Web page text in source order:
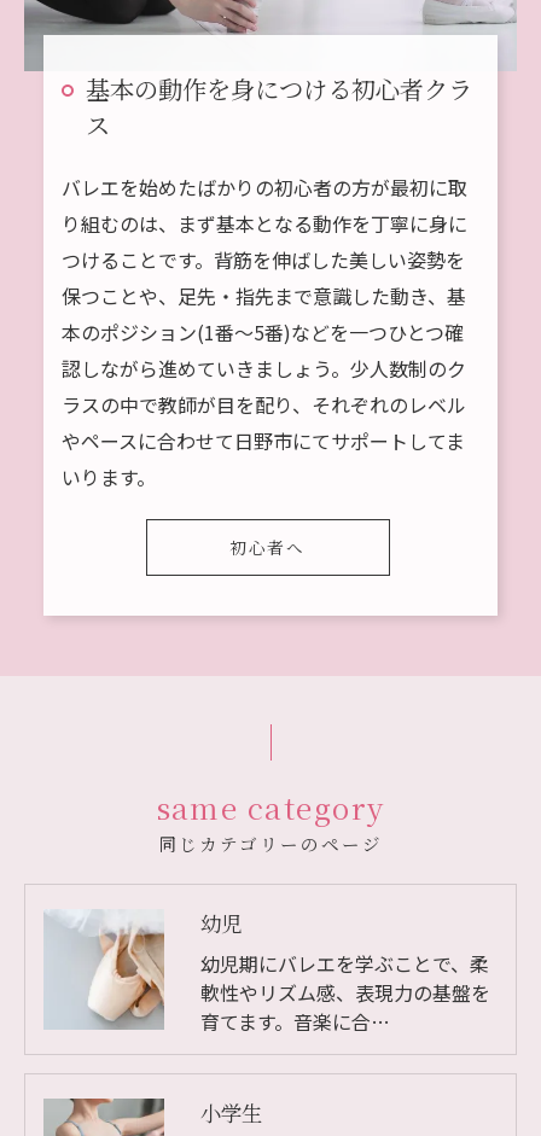
基本の動作を身につける初心者クラ
ス
バレエを始めたばかりの初心者の方が最初に取
り組むのは、まず基本となる動作を丁寧に身に
つけることです。背筋を伸ばした美しい姿勢を
保つことや、足先・指先まで意識した動き、基
本のポジション(1番〜5番)などを一つひとつ確
認しながら進めていきましょう。少人数制のク
ラスの中で教師が目を配り、それぞれのレベル
やペースに合わせて日野市にてサポートしてま
いります。
初心者へ
同じカテゴリーのページ
same category
幼児
幼児期にバレエを学ぶことで、柔
軟性やリズム感、表現力の基盤を
育てます。音楽に合…
小学生